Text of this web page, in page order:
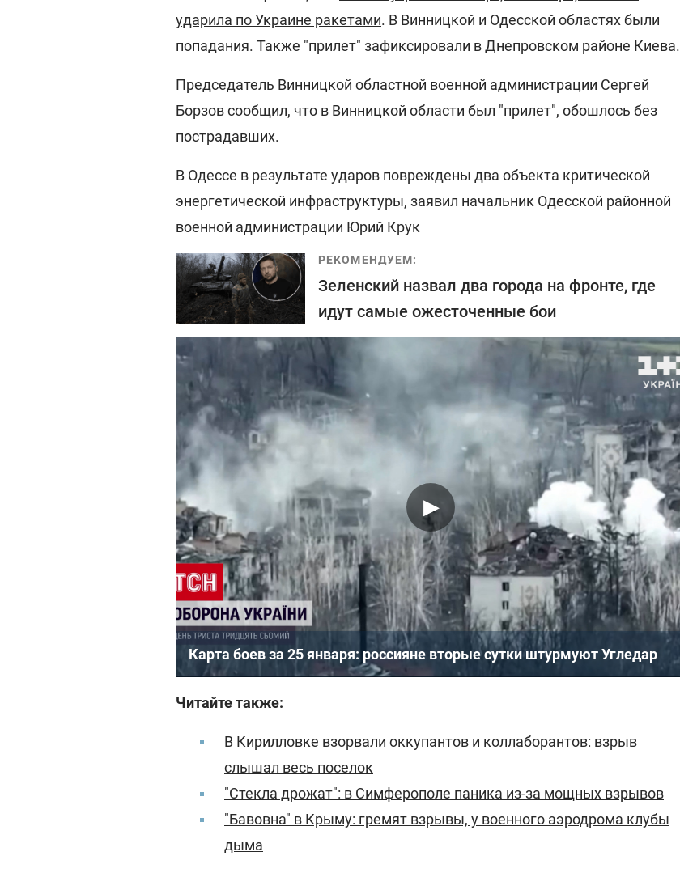
ударила по Украине ракетами. В Винницкой и Одесской областях были
попадания. Также "прилет" зафиксировали в Днепровском районе Киева.
Председатель Винницкой областной военной администрации Сергей
Борзов сообщил, что в Винницкой области был "прилет", обошлось без
пострадавших.
В Одессе в результате ударов повреждены два объекта критической
энергетической инфраструктуры, заявил начальник Одесской районной
военной администрации Юрий Крук
РЕКОМЕНДУЕМ:
Зеленский назвал два города на фронте, где
идут самые ожесточенные бои
Карта боев за 25 января: россияне вторые сутки штурмуют Угледар
Читайте также:
В Кирилловке взорвали оккупантов и коллаборантов: взрыв
слышал весь поселок
"Стекла дрожат": в Симферополе паника из-за мощных взрывов
"Бавовна" в Крыму: гремят взрывы, у военного аэродрома клубы
дыма